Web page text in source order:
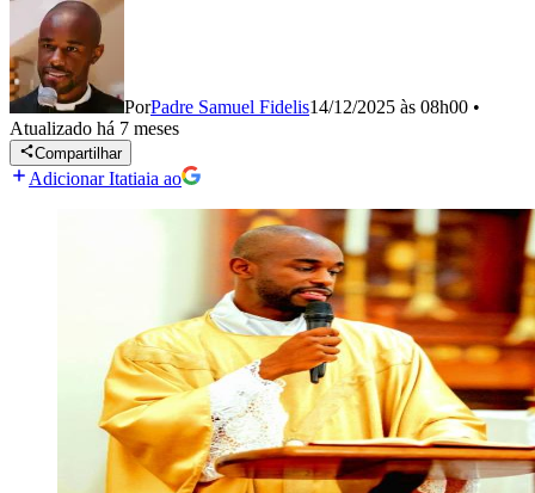
PorPadre Samuel Fidelis14/12/2025 às 08h00 •
Atualizado há 7 meses
Compartilhar
Adicionar Itatiaia ao